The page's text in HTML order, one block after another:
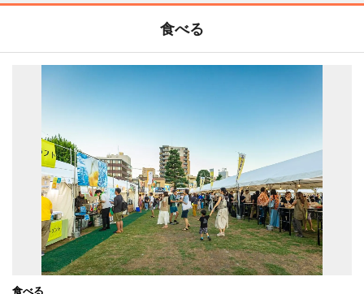
食べる
食べる